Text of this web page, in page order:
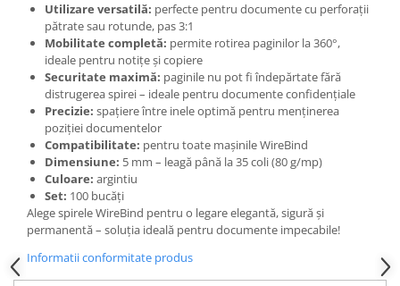
Saci de gunoi
Accesorii pentru curatenie
Tipografie si stampile
Formulare tipizate
Caiete si blocnotesuri
personalizate
Stampile, tusiere si tus
Protectia muncii si Imbracaminte
Imbracaminte
Bluze & Pulovere
Utilizare versatilă: perfecte pentru documente cu perforații
pătrate sau rotunde, pas 3:1
Mobilitate completă: permite rotirea paginilor la 360°,
ideale pentru notițe și copiere
Securitate maximă: paginile nu pot fi îndepărtate fără
distrugerea spirei – ideale pentru documente confidențiale
Precizie: spațiere între inele optimă pentru menținerea
poziției documentelor
Compatibilitate: pentru toate mașinile WireBind
Dimensiune: 5 mm – leagă până la 35 coli (80 g/mp)
Culoare: argintiu
Set: 100 bucăți
Alege spirele WireBind pentru o legare elegantă, sigură și
permanentă – soluția ideală pentru documente impecabile!
Informatii conformitate produs